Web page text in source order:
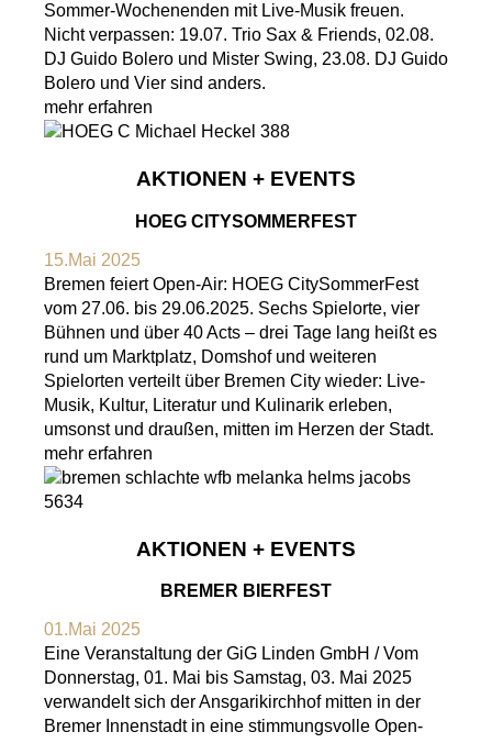
Sommer-Wochenenden mit Live-Musik freuen.
Nicht verpassen: 19.07. Trio Sax & Friends, 02.08.
DJ Guido Bolero und Mister Swing, 23.08. DJ Guido
Bolero und Vier sind anders.
mehr erfahren
AKTIONEN + EVENTS
HOEG CITYSOMMERFEST
15.Mai 2025
Bremen feiert Open-Air: HOEG CitySommerFest
vom 27.06. bis 29.06.2025. Sechs Spielorte, vier
Bühnen und über 40 Acts – drei Tage lang heißt es
rund um Marktplatz, Domshof und weiteren
Spielorten verteilt über Bremen City wieder: Live-
Musik, Kultur, Literatur und Kulinarik erleben,
umsonst und draußen, mitten im Herzen der Stadt.
mehr erfahren
AKTIONEN + EVENTS
BREMER BIERFEST
01.Mai 2025
Eine Veranstaltung der GiG Linden GmbH / Vom
Donnerstag, 01. Mai bis Samstag, 03. Mai 2025
verwandelt sich der Ansgarikirchhof mitten in der
Bremer Innenstadt in eine stimmungsvolle Open-